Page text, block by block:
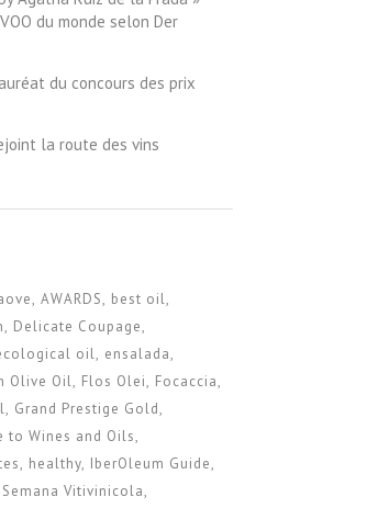
du monde selon Der
du concours des prix
la route des vins
AWARDS best oil
Delicate Coupage
oil ensalada
Olive Oil Flos Olei Focaccia
Grand Prestige Gold
to Wines and Oils
healthy IberOleum Guide
Semana Vitivinicola